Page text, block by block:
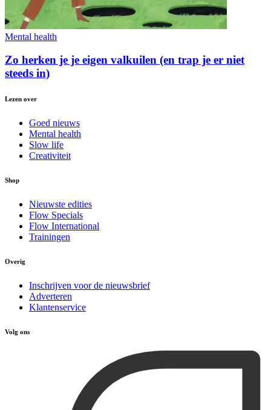
Mental health
Zo herken je je eigen valkuilen (en trap je er niet
steeds in)
Lezen over
Goed nieuws
Mental health
Slow life
Creativiteit
Shop
Nieuwste edities
Flow Specials
Flow International
Trainingen
Overig
Inschrijven voor de nieuwsbrief
Adverteren
Klantenservice
Volg ons